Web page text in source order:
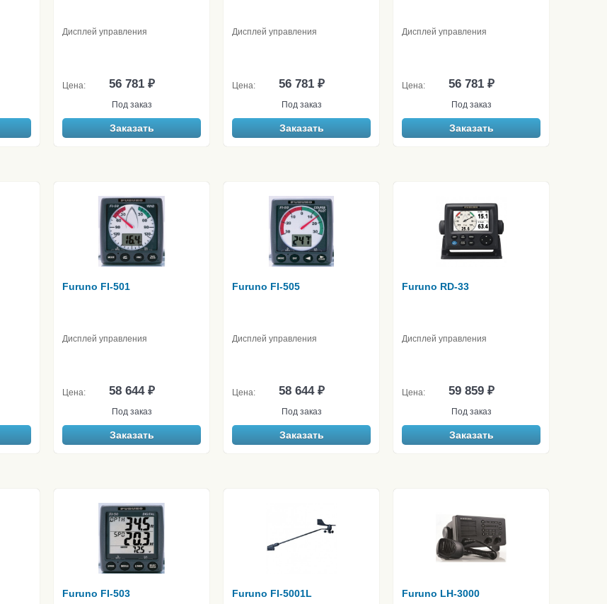
Дисплей управления
Цена: 56 781 ₽
Под заказ
Заказать
Дисплей управления
Цена: 56 781 ₽
Под заказ
Заказать
Дисплей управления
Цена: 56 781 ₽
Под заказ
Заказать
Furuno FI-501
Дисплей управления
Цена: 58 644 ₽
Под заказ
Заказать
Furuno FI-505
Дисплей управления
Цена: 58 644 ₽
Под заказ
Заказать
Furuno RD-33
Дисплей управления
Цена: 59 859 ₽
Под заказ
Заказать
Furuno FI-503 Furuno FI-5001L Furuno LH-3000